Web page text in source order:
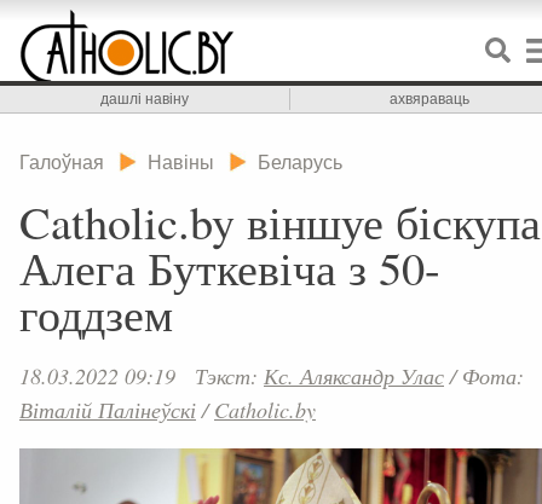
дашлі навіну ахвяраваць
Галоўная Навіны Беларусь
Catholic.by віншуе біскупа
Алега Буткевіча з 50-
годдзем
18.03.2022 09:19 Тэкст: Кс. Аляксандр Улас/Фота:
Віталій Палінеўскі/Catholic.by